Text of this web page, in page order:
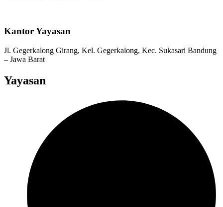
Kantor Yayasan
Jl. Gegerkalong Girang, Kel. Gegerkalong, Kec. Sukasari Bandung
– Jawa Barat
Yayasan